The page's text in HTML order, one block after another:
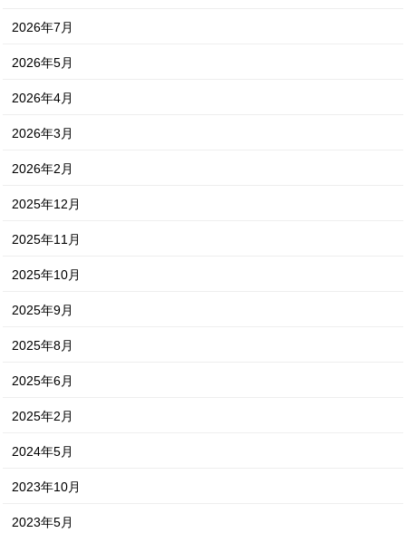
2026年7月
2026年5月
2026年4月
2026年3月
2026年2月
2025年12月
2025年11月
2025年10月
2025年9月
2025年8月
2025年6月
2025年2月
2024年5月
2023年10月
2023年5月